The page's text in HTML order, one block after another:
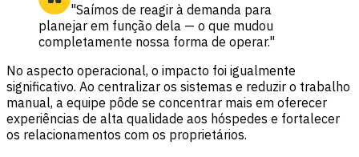
"Saímos de reagir à demanda para
planejar em função dela — o que mudou
completamente nossa forma de operar."
No aspecto operacional, o impacto foi igualmente
significativo. Ao centralizar os sistemas e reduzir o trabalho
manual, a equipe pôde se concentrar mais em oferecer
experiências de alta qualidade aos hóspedes e fortalecer
os relacionamentos com os proprietários.